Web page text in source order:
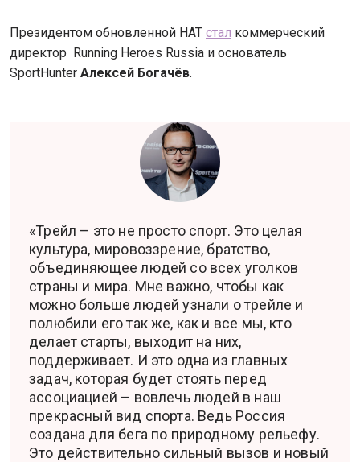
Президентом обновленной НАТ стал коммерческий
директор Running Heroes Russia и основатель
SportHunter Алексей Богачёв.
«Трейл – это не просто спорт. Это целая
культура, мировоззрение, братство,
объединяющее людей со всех уголков
страны и мира. Мне важно, чтобы как
можно больше людей узнали о трейле и
полюбили его так же, как и все мы, кто
делает старты, выходит на них,
поддерживает. И это одна из главных
задач, которая будет стоять перед
ассоциацией – вовлечь людей в наш
прекрасный вид спорта. Ведь Россия
создана для бега по природному рельефу.
Это действительно сильный вызов и новый